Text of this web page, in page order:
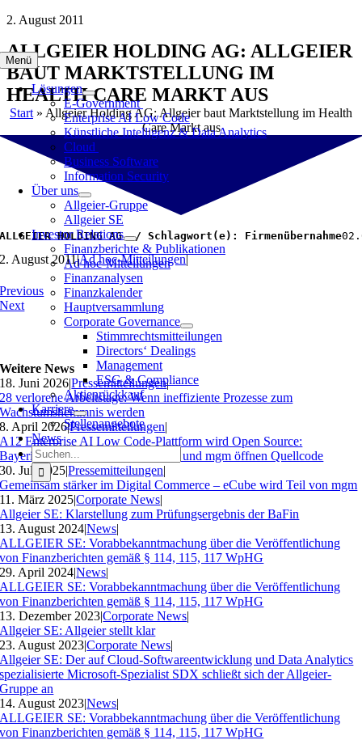
Zum
springen
Menü
Lösungen
E-Government
Enterprise AI Low Code
Künstliche Intelligenz & Data Analytics
Cloud
Business Software
Information Security
Über uns
Allgeier-Gruppe
Allgeier SE
Investor Relations
Finanzberichte & Publikationen
Ad hoc-Mitteilungen
Finanzanalysen
Finanzkalender
Hauptversammlung
Corporate Governance
Stimmrechtsmitteilungen
Directors‘ Dealings
Management
ESG & Compliance
Aktienrückkauf
Karriere
Stellenangebote
News
Suche
nach:
2. August 2011
ALLGEIER HOLDING AG: ALLGEIER
BAUT MARKTSTELLUNG IM
HEALTH CARE MARKT AUS
Start » Allgeier Holding AG: Allgeier baut Marktstellung im Health
Care Markt aus
ALLGEIER HOLDING AG  / Schlagwort(e): Firmenübernahme
2. August 2011|Ad hoc-Mitteilungen|
Previous
Next
Weitere News
18. Juni 2026|Pressemitteilungen|
28 verlorene Arbeitstage: Wenn ineffiziente Prozesse zum
Wachstumshemmnis werden
8. April 2026|Pressemitteilungen|
A12 Enterprise AI Low Code-Plattform wird Open Source:
Bayerisches Landesamt für Steuern und mgm öffnen Quellcode
30. Juli 2025|Pressemitteilungen|
Gemeinsam stärker im Digital Commerce – eCube wird Teil von mgm
11. März 2025|Corporate News|
Allgeier SE: Klarstellung zum Prüfungsergebnis der BaFin
13. August 2024|News|
ALLGEIER SE: Vorabbekanntmachung über die Veröffentlichung
von Finanzberichten gemäß § 114, 115, 117 WpHG
29. April 2024|News|
ALLGEIER SE: Vorabbekanntmachung über die Veröffentlichung
von Finanzberichten gemäß § 114, 115, 117 WpHG
13. Dezember 2023|Corporate News|
Allgeier SE: Allgeier stellt klar
23. August 2023|Corporate News|
Allgeier SE: Der auf Cloud-Softwareentwicklung und Data Analytics
spezialisierte Microsoft-Spezialist SDX schließt sich der Allgeier-
Gruppe an
14. August 2023|News|
ALLGEIER SE: Vorabbekanntmachung über die Veröffentlichung
von Finanzberichten gemäß § 114, 115, 117 WpHG